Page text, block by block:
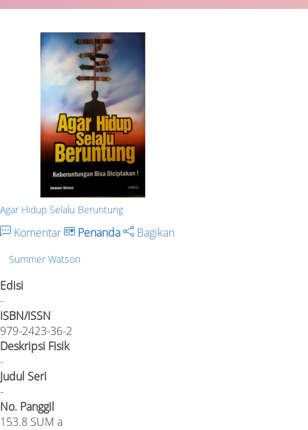
Agar Hidup Selalu Beruntung
Komentar Penanda Bagikan
Summer Watson
Edisi
-
ISBN/ISSN
979-2423-36-2
Deskripsi Fisik
-
Judul Seri
-
No. Panggil
153.8 SUM a